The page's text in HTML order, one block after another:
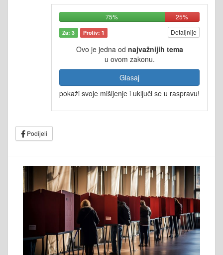
75% 25%
Za: 3 Protiv: 1 Detaljnije
Ovo je jedna od najvažnijih tema
u ovom zakonu.
Glasaj
pokaži svoje mišljenje i uključi se u raspravu!
Podijeli